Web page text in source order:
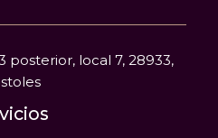
posterior, local 7, 28933,